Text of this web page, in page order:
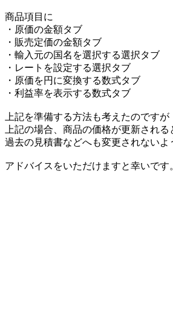
商品項目に
・原価の金額タブ
・販売定価の金額タブ
・輸入元の国名を選択する選択タブ
・レートを設定する選択タブ
・原価を円に変換する数式タブ
・利益率を表示する数式タブ
上記を準備する方法も考えたのですが
上記の場合、商品の価格が更新され
過去の見積書などへも変更されない
アドバイスをいただけますと幸いです